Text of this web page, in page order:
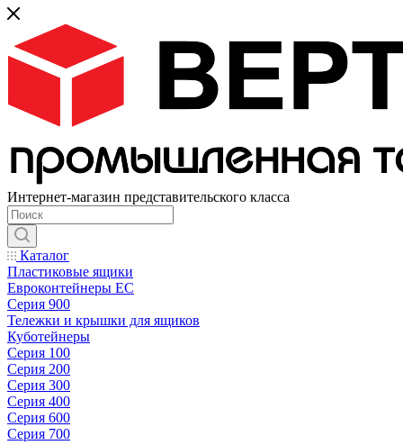
Интернет-магазин представительского класса
Каталог
Пластиковые ящики
Евроконтейнеры ЕС
Серия 900
Тележки и крышки для ящиков
Куботейнеры
Серия 100
Серия 200
Серия 300
Серия 400
Серия 600
Серия 700